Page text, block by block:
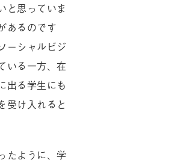
と思っていま
あるのです
ーシャルビジ
いる一方、在
出る学生にも
受け入れると
たように、学